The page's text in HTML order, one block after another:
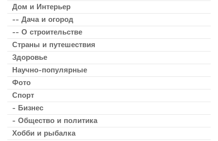
Дом и Интерьер
-- Дача и огород
-- О строительстве
Страны и путешествия
Здоровье
Научно-популярные
Фото
Спорт
- Бизнес
- Общество и политика
Хобби и рыбалка